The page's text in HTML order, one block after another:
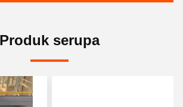
Produk serupa